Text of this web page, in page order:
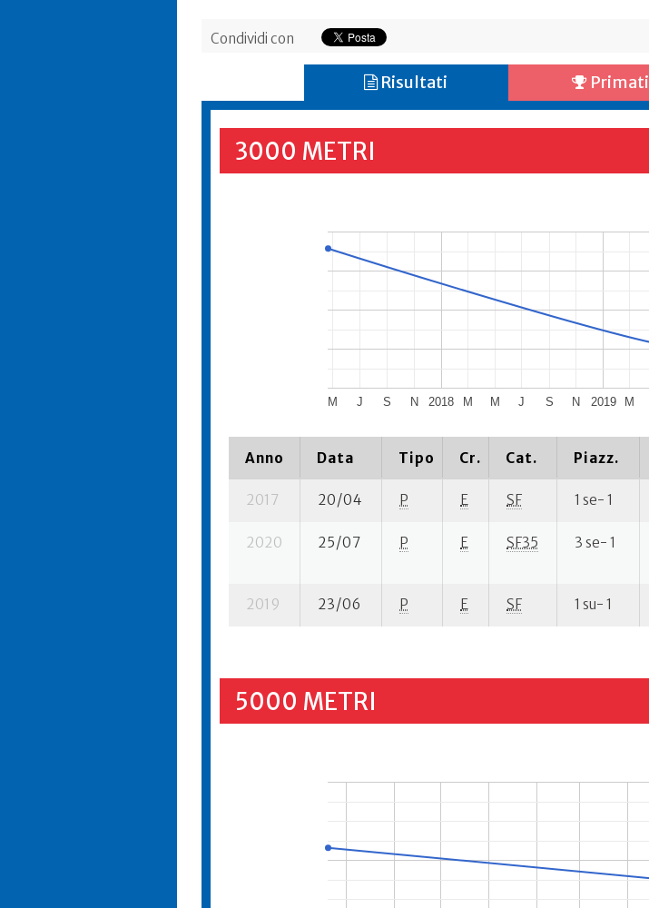
Condividi con
Risultati Primati
3000 METRI
2018 2019
M J S N M M J S N M
Anno Data Tipo Cr. Cat. Piazz.
2017 20/04 P E SF 1 se- 1
2020 25/07 P E SF35 3 se- 1
2019 23/06 P E SF 1 su- 1
5000 METRI